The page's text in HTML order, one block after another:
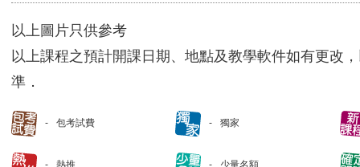
以上圖片只供參考
以上課程之預計開課日期、地點及教學軟件如有更改
準．
包考試費 獨家